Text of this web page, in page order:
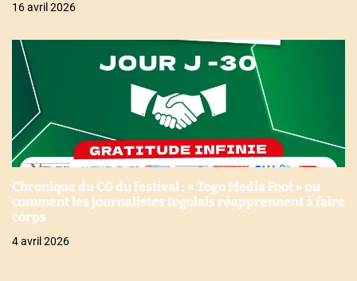
16 avril 2026
Chronique du CG du festival : « Togo Media Foot » ou
comment les journalistes togolais réapprennent à faire
corps
4 avril 2026